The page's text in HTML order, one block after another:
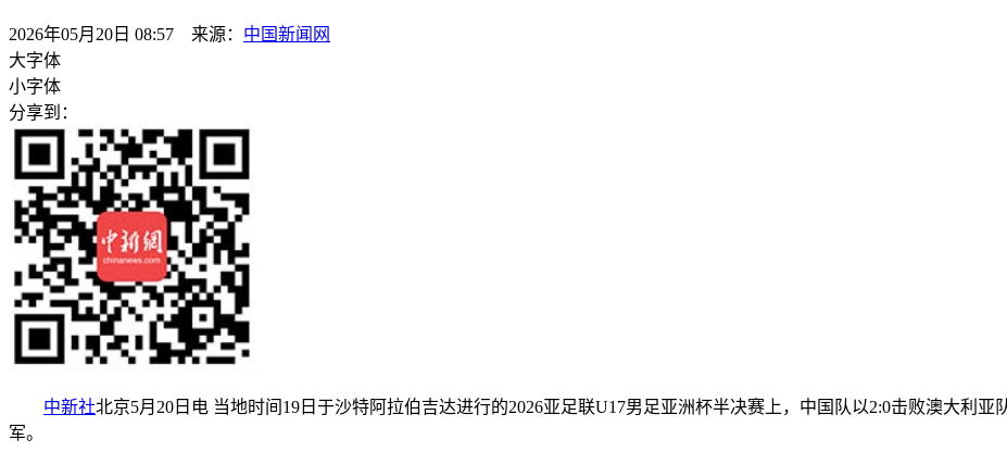
2026年05月20日 08:57 来源： 中国新闻网
大字体
小字体
分享到：
中新社北京5月20日电 当地时间19日于沙特阿拉伯吉达进行的2026亚足联U17男足亚洲杯半决赛上，中国队以2:0击败澳大利
军。